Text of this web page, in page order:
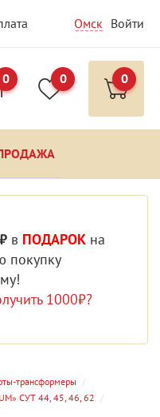
Омск Войти
0 0 0
в ПОДАРОК на
покупку
1000₽?
трансформеры
СУТ 44, 45, 46, 62